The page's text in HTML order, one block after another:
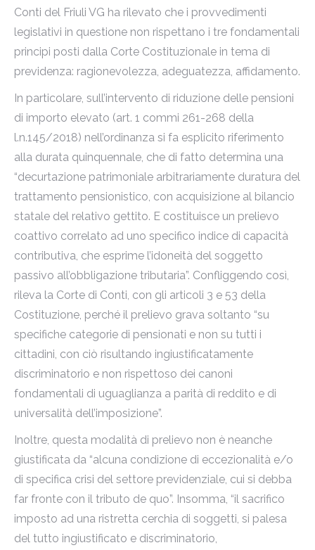
Conti del Friuli VG ha rilevato che i provvedimenti
legislativi in questione non rispettano i tre fondamentali
principi posti dalla Corte Costituzionale in tema di
previdenza: ragionevolezza, adeguatezza, affidamento.
In particolare, sull’intervento di riduzione delle pensioni
di importo elevato (art. 1 commi 261-268 della
l.n.145/2018) nell’ordinanza si fa esplicito riferimento
alla durata quinquennale, che di fatto determina una
“decurtazione patrimoniale arbitrariamente duratura del
trattamento pensionistico, con acquisizione al bilancio
statale del relativo gettito. E costituisce un prelievo
coattivo correlato ad uno specifico indice di capacità
contributiva, che esprime l’idoneità del soggetto
passivo all’obbligazione tributaria”. Confliggendo così,
rileva la Corte di Conti, con gli articoli 3 e 53 della
Costituzione, perché il prelievo grava soltanto “su
specifiche categorie di pensionati e non su tutti i
cittadini, con ciò risultando ingiustificatamente
discriminatorio e non rispettoso dei canoni
fondamentali di uguaglianza a parità di reddito e di
universalità dell’imposizione”.
Inoltre, questa modalità di prelievo non è neanche
giustificata da “alcuna condizione di eccezionalità e/o
di specifica crisi del settore previdenziale, cui si debba
far fronte con il tributo de quo”. Insomma, “il sacrifico
imposto ad una ristretta cerchia di soggetti, si palesa
del tutto ingiustificato e discriminatorio,